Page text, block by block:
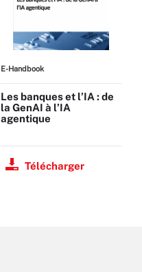
E-Handbook
Les banques et l’IA : de
la GenAI à l’IA
agentique
Télécharger